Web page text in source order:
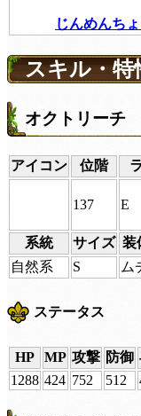
じんめんちょ
スキル・特
オクトリーチ
アイコン 位階
137 E
系統 サイズ 装
自然系
S ム
ステータス
HP MP 攻撃 防御
1288 424 752 512